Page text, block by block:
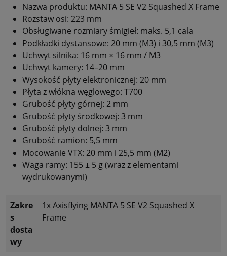
Nazwa produktu: MANTA 5 SE V2 Squashed X Frame
Rozstaw osi: 223 mm
Obsługiwane rozmiary śmigieł: maks. 5,1 cala
Podkładki dystansowe: 20 mm (M3) i 30,5 mm (M3)
Uchwyt silnika: 16 mm × 16 mm / M3
Uchwyt kamery: 14–20 mm
Wysokość płyty elektronicznej: 20 mm
Płyta z włókna węglowego: T700
Grubość płyty górnej: 2 mm
Grubość płyty środkowej: 3 mm
Grubość płyty dolnej: 3 mm
Grubość ramion: 5,5 mm
Mocowanie VTX: 20 mm i 25,5 mm (M2)
Waga ramy: 155 ± 5 g (wraz z elementami
wydrukowanymi)
Zakre
s
dosta
wy
1x Axisflying MANTA 5 SE V2 Squashed X
Frame